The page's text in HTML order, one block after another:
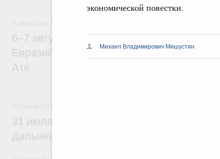
экономической повестки.
Михаил Владимирович Мишустин
5 августа, среда
6–7 августа Михаил Мишустин примет
Евразийского межправительственного
Ате
31 июля Михаил Мишустин совершит
Дальневосточный федеральный округ